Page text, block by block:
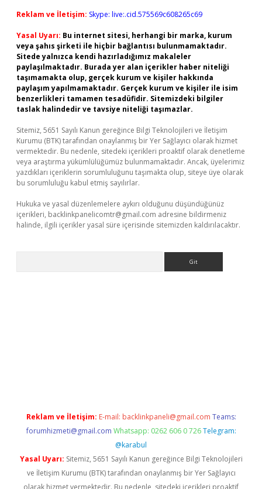
Reklam ve İletişim: Skype: live:.cid.575569c608265c69
Yasal Uyarı: Bu internet sitesi, herhangi bir marka, kurum
veya şahıs şirketi ile hiçbir bağlantısı bulunmamaktadır.
Sitede yalnızca kendi hazırladığımız makaleler
paylaşılmaktadır. Burada yer alan içerikler haber niteliği
taşımamakta olup, gerçek kurum ve kişiler hakkında
paylaşım yapılmamaktadır. Gerçek kurum ve kişiler ile isim
benzerlikleri tamamen tesadüfidir. Sitemizdeki bilgiler
taslak halindedir ve tavsiye niteliği taşımazlar.
Sitemiz, 5651 Sayılı Kanun gereğince Bilgi Teknolojileri ve İletişim
Kurumu (BTK) tarafından onaylanmış bir Yer Sağlayıcı olarak hizmet
vermektedir. Bu nedenle, sitedeki içerikleri proaktif olarak denetleme
veya araştırma yükümlülüğümüz bulunmamaktadır. Ancak, üyelerimiz
yazdıkları içeriklerin sorumluluğunu taşımakta olup, siteye üye olarak
bu sorumluluğu kabul etmiş sayılırlar.
Hukuka ve yasal düzenlemelere aykırı olduğunu düşündüğünüz
içerikleri, backlinkpanelicomtr@gmail.com adresine bildirmeniz
halinde, ilgili içerikler yasal süre içerisinde sitemizden kaldırılacaktır.
Reklam ve İletişim: E-mail: backlinkpaneli@gmail.com Teams:
forumhizmeti@gmail.com Whatsapp: 0262 606 0 726 Telegram:
@karabul
Yasal Uyarı: Sitemiz, 5651 Sayılı Kanun gereğince Bilgi Teknolojileri
ve İletişim Kurumu (BTK) tarafından onaylanmış bir Yer Sağlayıcı
olarak hizmet vermektedir. Bu nedenle, sitedeki içerikleri proaktif